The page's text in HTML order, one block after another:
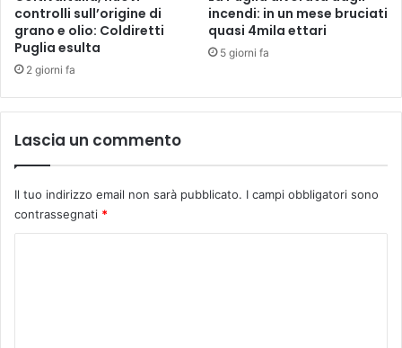
controlli sull’origine di
grano e olio: Coldiretti
Puglia esulta
2 giorni fa
incendi: in un mese bruciati
quasi 4mila ettari
5 giorni fa
Lascia un commento
Il tuo indirizzo email non sarà pubblicato. I campi obbligatori sono
contrassegnati *